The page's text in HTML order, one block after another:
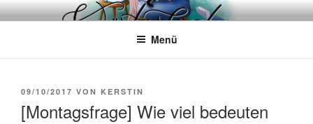
Zum
InhaltWÖRTERKATZE
Von Büchern erzählen
Menü
VERÖFFENTLICHT
09/10/2017 VON KERSTIN
[Montagsfrage] Wie viel bedeuten